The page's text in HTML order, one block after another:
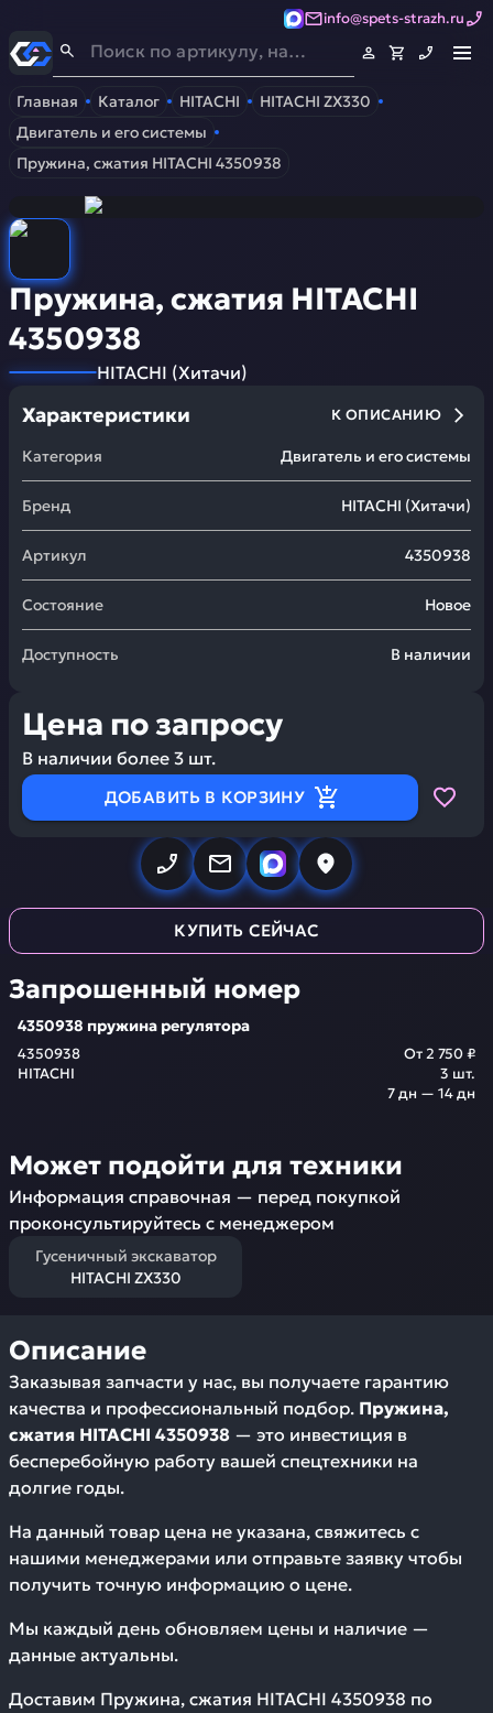
info@spets-strazh.ru
Спец-Страж- Запчасти для спецтехники
Главная Каталог HITACHI
HITACHI ZX330
Двигатель и его системы
Пружина, сжатия HITACHI 4350938
Пружина, сжатия HITACHI
4350938
HITACHI (Хитачи)
Характеристики К ОПИСАНИЮ
Категория Двигатель и его системы
Бренд HITACHI (Хитачи)
Артикул 4350938
Состояние Новое
Доступность В наличии
Цена по запросу
В наличии более 3 шт.
ДОБАВИТЬ В КОРЗИНУ
КУПИТЬ СЕЙЧАС
Запрошенный номер
4350938
HITACHI
4350938 пружина регулятора
3 шт.
От2 750 ₽
7 дн — 14 дн
Может подойти для техники
Информация справочная — перед покупкой
проконсультируйтесь с менеджером
Гусеничный экскаватор
HITACHI ZX330
Описание
Заказывая запчасти у нас, вы получаете гарантию
качества и профессиональный подбор. Пружина,
сжатия HITACHI 4350938 — это инвестиция в
бесперебойную работу вашей спецтехники на
долгие годы.
На данный товар цена не указана, свяжитесь с
нашими менеджерами или отправьте заявку чтобы
получить точную информацию о цене.
Мы каждый день обновляем цены и наличие —
данные актуальны.
Доставим Пружина, сжатия HITACHI 4350938 по